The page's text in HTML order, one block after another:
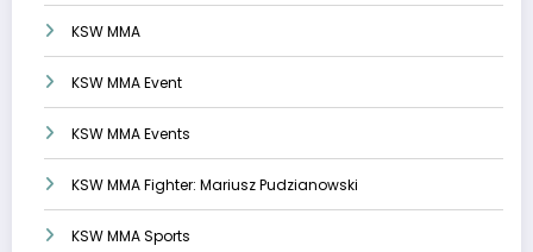
KSW MMA
KSW MMA Event
KSW MMA Events
KSW MMA Fighter: Mariusz Pudzianowski
KSW MMA Sports